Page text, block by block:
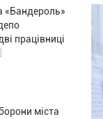
«Бандероль»
працівниці
міста